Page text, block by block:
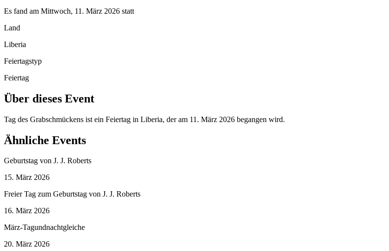
Es fand am Mittwoch, 11. März 2026 statt
Land
Liberia
Feiertagstyp
Feiertag
Über dieses Event
Tag des Grabschmückens ist ein Feiertag in Liberia, der am 11. März 2026 begangen wird.
Ähnliche Events
Geburtstag von J. J. Roberts
15. März 2026
Freier Tag zum Geburtstag von J. J. Roberts
16. März 2026
März-Tagundnachtgleiche
20. März 2026